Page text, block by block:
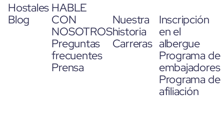
Hostales
Blog
HABLE
CON
NOSOTROS
Preguntas
frecuentes
Prensa
Nuestra
historia
Carreras
Inscripción
en el
albergue
Programa de
embajadores
Programa de
afiliación